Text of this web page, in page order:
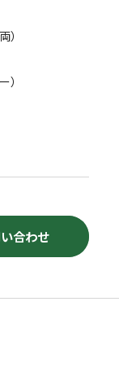
）
）
合わせ